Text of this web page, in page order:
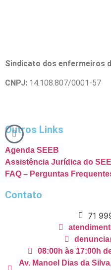
Sindicato dos enfermeiros
CNPJ: 14.108.807/0001-57
Outros Links
Agenda SEEB
Assistência Jurídica do
FAQ – Perguntas
Contato
71
08:00h às 17:00h
Av. Manoel Dias da